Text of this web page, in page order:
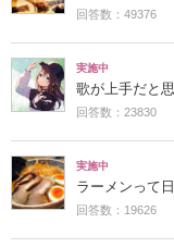
回答数：49376
実施中
歌が上手だと
回答数：23830
実施中
ラーメンって
回答数：19626